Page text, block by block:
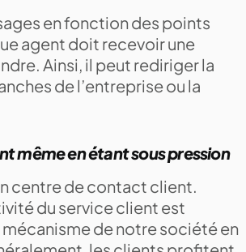
en fonction des points
agent doit recevoir une
Ainsi, il peut rediriger la
de l’entreprise ou la
même en étant sous pression
centre de contact client.
du service client est
de notre société en